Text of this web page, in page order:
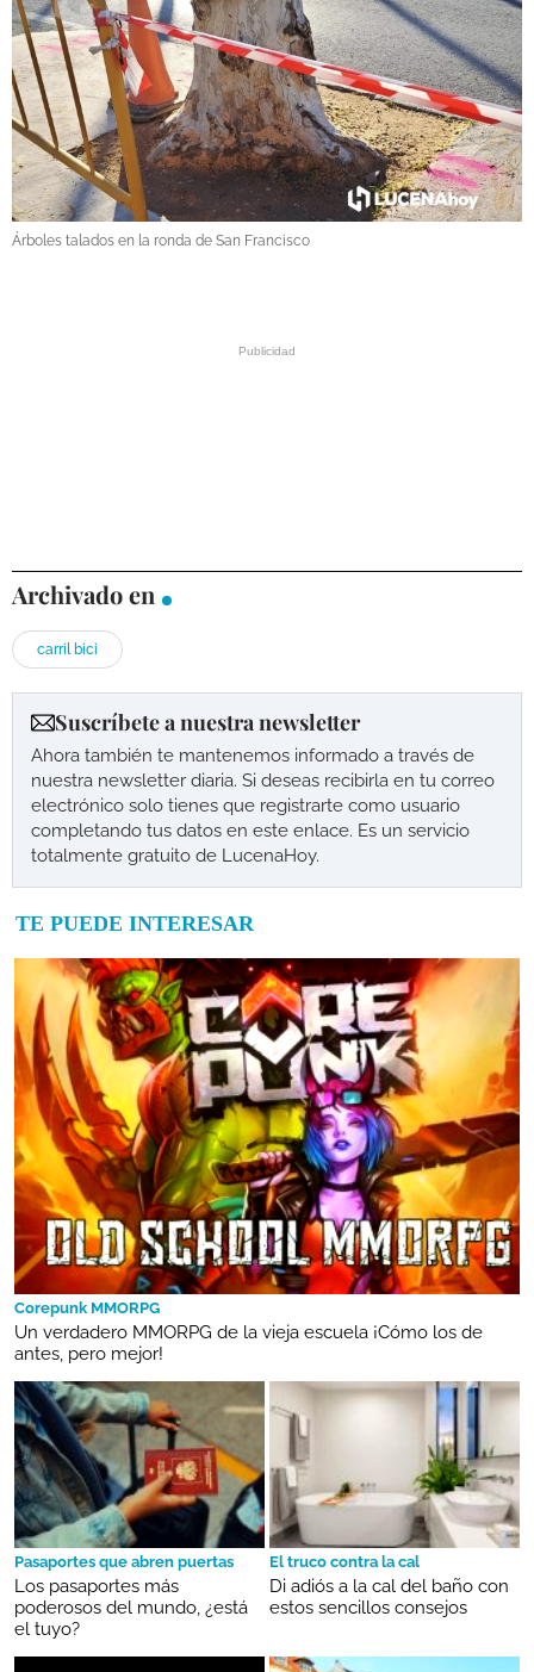
Árboles talados en la ronda de San Francisco
Archivado en
carril bici
Suscríbete a nuestra newsletter
Ahora también te mantenemos informado a través de
nuestra newsletter diaria. Si deseas recibirla en tu correo
electrónico solo tienes que registrarte como usuario
completando tus datos en este enlace. Es un servicio
totalmente gratuito de LucenaHoy.
TE PUEDE INTERESAR
Corepunk MMORPG
Un verdadero MMORPG de la vieja escuela ¡Cómo los de
antes, pero mejor!
Pasaportes que abren puertas
Los pasaportes más
poderosos del mundo, ¿está
el tuyo?
El truco contra la cal
Di adiós a la cal del baño con
estos sencillos consejos